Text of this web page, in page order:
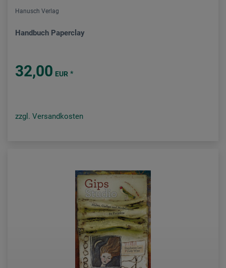
Hanusch Verlag
Handbuch Paperclay
32,00 EUR *
zzgl. Versandkosten